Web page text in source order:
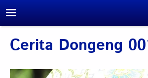
Skip to main content
Cerita Dongeng